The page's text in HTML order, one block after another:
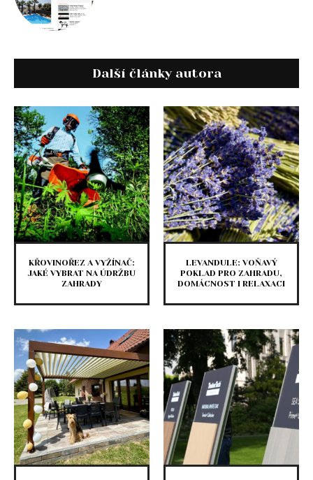
Další články autora
KŘOVINOŘEZ A VYŽÍNAČ:
JAKÉ VYBRAT NA ÚDRŽBU
ZAHRADY
LEVANDULE: VOŇAVÝ
POKLAD PRO ZAHRADU,
DOMÁCNOST I RELAXACI